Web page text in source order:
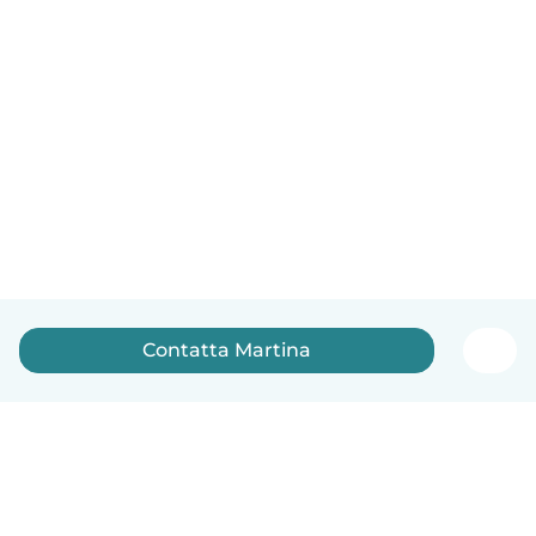
Contatta Martina